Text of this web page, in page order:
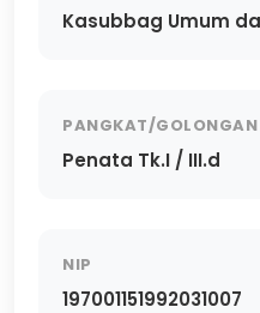
Kasubbag Umum
PANGKAT/GOLONGAN
Penata Tk.I / III.d
NIP
197001151992031007